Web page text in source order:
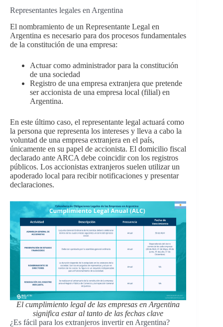
Representantes legales en Argentina
El nombramiento de un Representante Legal en
Argentina es necesario para dos procesos fundamentales
de la constitución de una empresa:
Actuar como administrador para la constitución
de una sociedad
Registro de una empresa extranjera que pretende
ser accionista de una empresa local (filial) en
Argentina.
En este último caso, el representante legal actuará como
la persona que representa los intereses y lleva a cabo la
voluntad de una empresa extranjera en el país,
únicamente en su papel de accionista. El domicilio fiscal
declarado ante ARCA debe coincidir con los registros
públicos. Los accionistas extranjeros suelen utilizar un
apoderado local para recibir notificaciones y presentar
declaraciones.
El cumplimiento legal de las empresas en Argentina
significa estar al tanto de las fechas clave
¿Es fácil para los extranjeros invertir en Argentina?